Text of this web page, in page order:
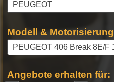
Modell & Motorisierung
Angebote erhalten für: